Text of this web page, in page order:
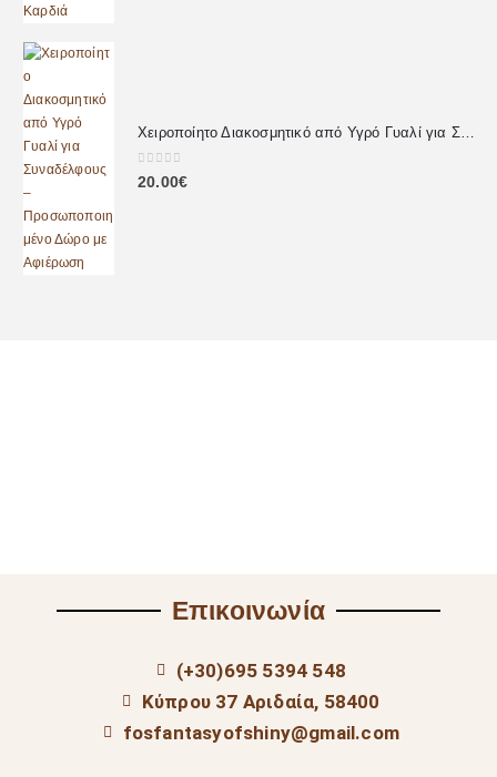
0out of 5
20.00€
Επικοινωνία
(+30)695 5394 548
Κύπρου 37 Αριδαία, 58400
fosfantasyofshiny@gmail.com